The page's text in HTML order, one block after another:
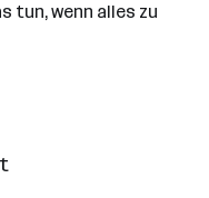
tun, wenn alles zu